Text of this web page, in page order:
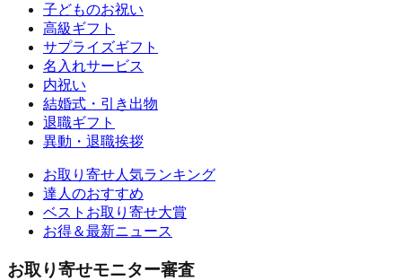
子どものお祝い
高級ギフト
サプライズギフト
名入れサービス
内祝い
結婚式・引き出物
退職ギフト
異動・退職挨拶
お取り寄せ人気ランキング
達人のおすすめ
ベストお取り寄せ大賞
お得＆最新ニュース
お取り寄せモニター審査